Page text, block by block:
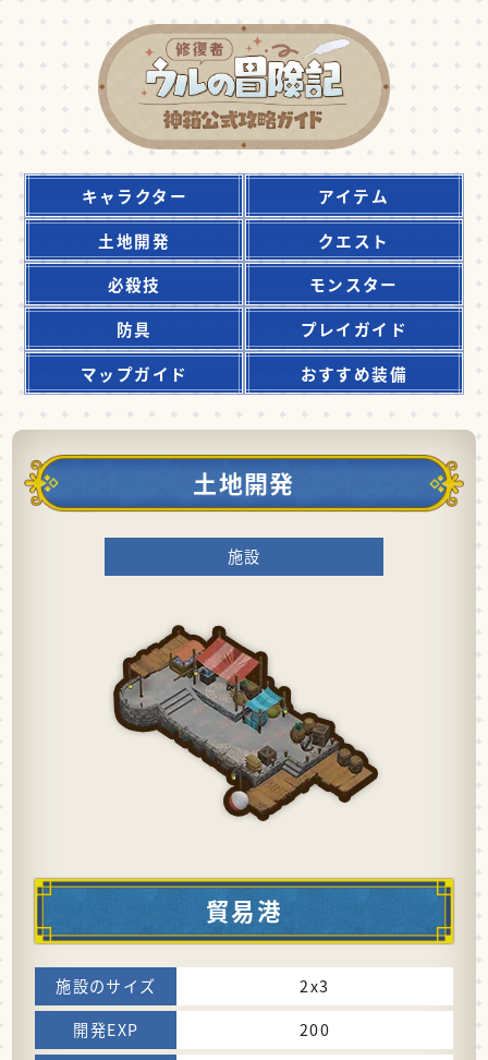
キャラクター
アイテム
土地開発
クエスト
必殺技
モンスター
防具
プレイガイド
マップガイド
おすすめ装備
土地開発
施設
貿易港
2x3
200